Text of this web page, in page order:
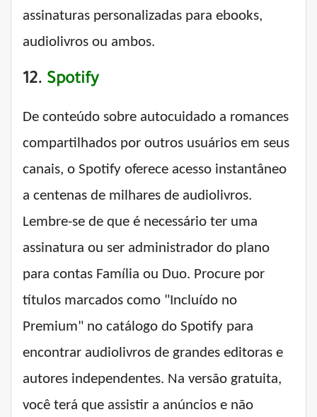
assinaturas personalizadas para ebooks,
audiolivros ou ambos.
12. Spotify
De conteúdo sobre autocuidado a romances
compartilhados por outros usuários em seus
canais, o Spotify oferece acesso instantâneo
a centenas de milhares de audiolivros.
Lembre-se de que é necessário ter uma
assinatura ou ser administrador do plano
para contas Família ou Duo. Procure por
títulos marcados como "Incluído no
Premium" no catálogo do Spotify para
encontrar audiolivros de grandes editoras e
autores independentes. Na versão gratuita,
você terá que assistir a anúncios e não